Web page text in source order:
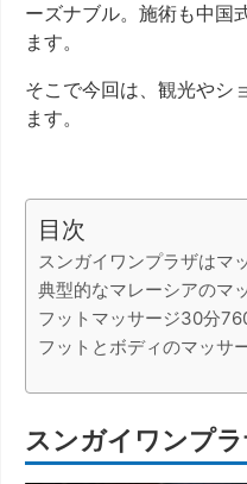
ーズナブル。施術も中国
ます。
そこで今回は、観光やシ
ます。
目次
スンガイワンプラザはマ
典型的なマレーシアのマ
フットマッサージ30分
フットとボディのマッサ
スンガイワンプ